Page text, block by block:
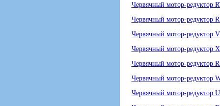
Червячный мотор-редуктор
Червячный мотор-редуктор
Червячный мотор-редуктор
Червячный мотор-редуктор
Червячный мотор-редуктор
Червячный мотор-редуктор
Червячный мотор-редуктор